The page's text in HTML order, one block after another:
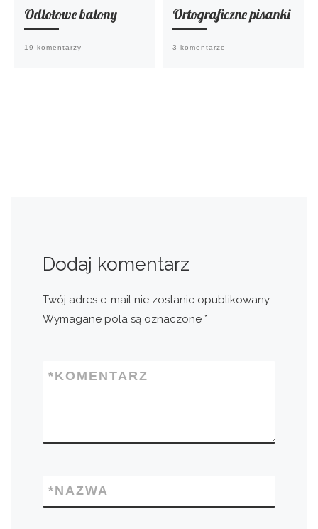
Odlotowe balony
19 komentarzy
Ortograficzne pisanki
3 komentarze
Dodaj komentarz
Twój adres e-mail nie zostanie opublikowany.
Wymagane pola są oznaczone *
KOMENTARZ
*
NAZWA
*